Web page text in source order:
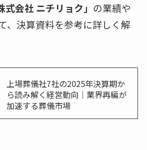
式会社 ニチリョク」 の業績や
、決算資料を参考に詳しく解
上場葬儀社7社の2025年決算期か
ら読み解く経営動向｜業界再編が
加速する葬儀市場